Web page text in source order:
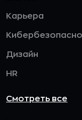
Карьера
Дизайн
HR
Смотреть все